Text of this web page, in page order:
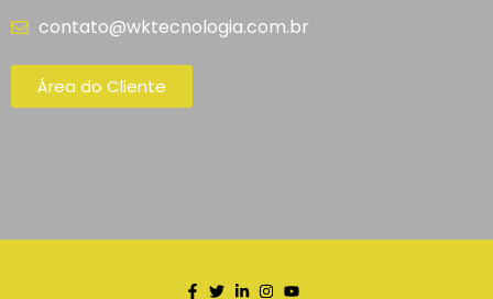
contato@wktecnologia.com.br
Área do Cliente